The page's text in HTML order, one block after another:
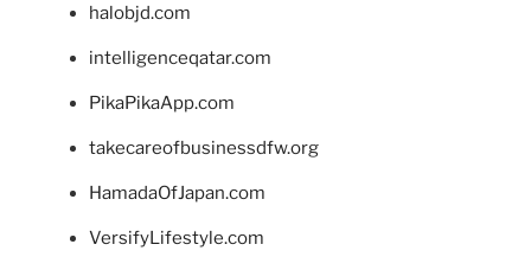
halobjd.com
intelligenceqatar.com
PikaPikaApp.com
takecareofbusinessdfw.org
HamadaOfJapan.com
VersifyLifestyle.com